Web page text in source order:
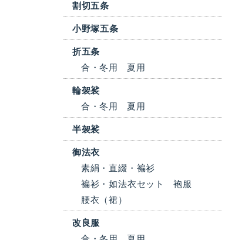
割切五条
小野塚五条
折五条
合・冬用
夏用
輪袈裟
合・冬用
夏用
半袈裟
御法衣
素絹・直綴・褊衫
褊衫・如法衣セット
袍服
腰衣（裙）
改良服